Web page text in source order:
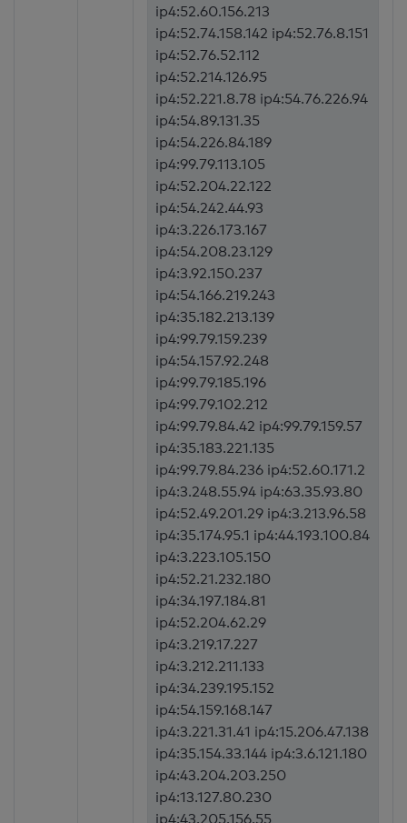
ip4:52.60.156.213
ip4:52.74.158.142 ip4:52.76.8.151
ip4:52.76.52.112
ip4:52.214.126.95
ip4:52.221.8.78 ip4:54.76.226.94
ip4:54.89.131.35
ip4:54.226.84.189
ip4:99.79.113.105
ip4:52.204.22.122
ip4:54.242.44.93
ip4:3.226.173.167
ip4:54.208.23.129
ip4:3.92.150.237
ip4:54.166.219.243
ip4:35.182.213.139
ip4:99.79.159.239
ip4:54.157.92.248
ip4:99.79.185.196
ip4:99.79.102.212
ip4:99.79.84.42 ip4:99.79.159.57
ip4:35.183.221.135
ip4:99.79.84.236 ip4:52.60.171.2
ip4:3.248.55.94 ip4:63.35.93.80
ip4:52.49.201.29 ip4:3.213.96.58
ip4:35.174.95.1 ip4:44.193.100.84
ip4:3.223.105.150
ip4:52.21.232.180
ip4:34.197.184.81
ip4:52.204.62.29
ip4:3.219.17.227
ip4:3.212.211.133
ip4:34.239.195.152
ip4:54.159.168.147
ip4:3.221.31.41 ip4:15.206.47.138
ip4:35.154.33.144 ip4:3.6.121.180
ip4:43.204.203.250
ip4:13.127.80.230
ip4:43.205.156.55